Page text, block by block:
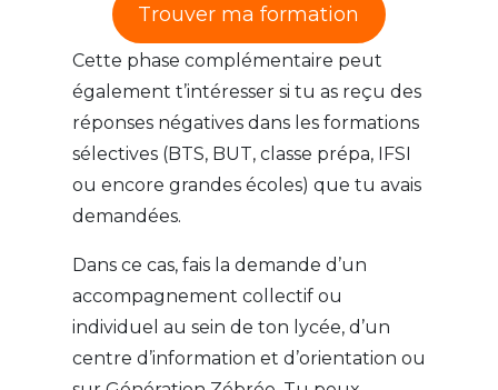
Trouver ma formation
Cette phase complémentaire peut
également t’intéresser si tu as reçu des
réponses négatives dans les formations
sélectives (BTS, BUT, classe prépa, IFSI
ou encore grandes écoles) que tu avais
demandées.
Dans ce cas, fais la demande d’un
accompagnement collectif ou
individuel au sein de ton lycée, d’un
centre d’information et d’orientation ou